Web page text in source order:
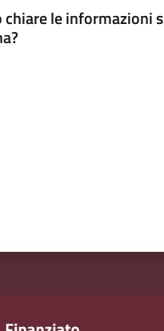
chiare le informazioni